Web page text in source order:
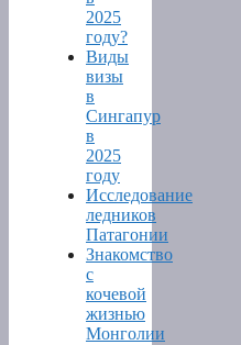
2025
году?
Виды
визы
в
Сингапур
в
2025
году
Исследование
ледников
Патагонии
Знакомство
с
кочевой
жизнью
Монголии